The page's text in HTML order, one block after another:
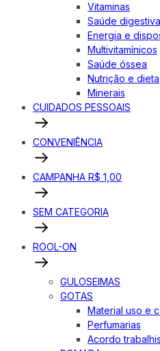
Vitaminas
Saúde digestiva
Energia e
Multivitamínicos
Saúde óssea
Nutrição e dieta
Minerais
CUIDADOS PESSOAIS
CONVENIÊNCIA
CAMPANHA R$ 1,00
SEM CATEGORIA
ROOL-ON
GULOSEIMAS
GOTAS
Material uso e
Perfumarias
Acordo